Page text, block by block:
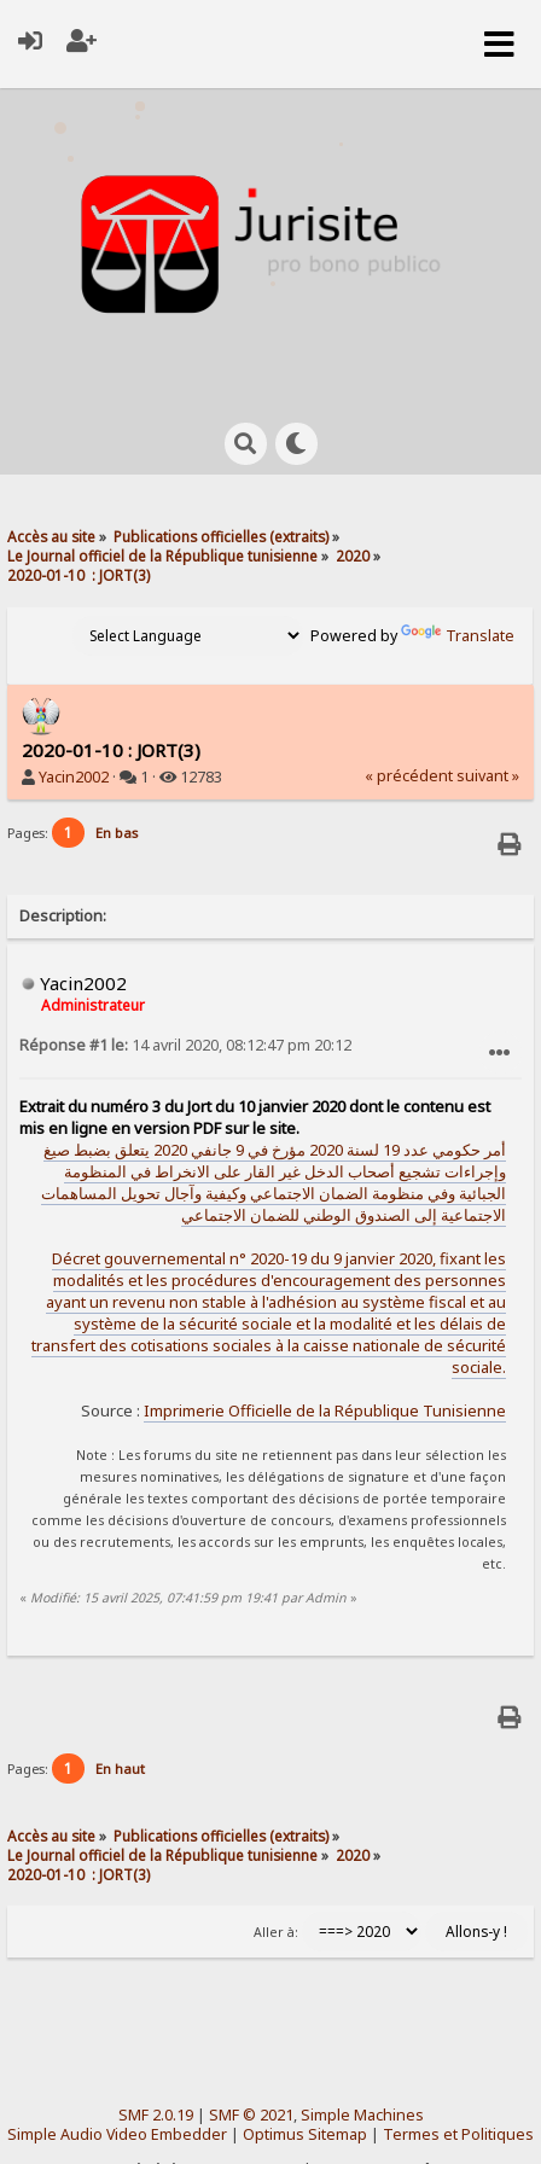
Accès au site» Publications officielles (extraits)»
Le Journal officiel de la République tunisienne» 2020»
2020-01-10  : JORT(3)
Powered by Translate
2020-01-10 : JORT(3)
Yacin2002 · 1 · 12783 « précédent suivant »
Pages: 1 En bas
Description:
Yacin2002
Administrateur
Réponse #1 le: 14 avril 2020, 08:12:47 pm 20:12
Extrait du numéro 3 du Jort du 10 janvier 2020 dont le contenu est
mis en ligne en version PDF sur le site.
أمر حكومي عدد 19 لسنة 2020 مؤرخ في 9 جانفي 2020 يتعلق بضبط صيغ
وإجراءات تشجيع أصحاب الدخل غير القار على الانخراط في المنظومة
الجبائية وفي منظومة الضمان الاجتماعي وكيفية وآجال تحويل المساهمات
الاجتماعية إلى الصندوق الوطني للضمان الاجتماعي
Décret gouvernemental n° 2020-19 du 9 janvier 2020, fixant les
modalités et les procédures d'encouragement des personnes
ayant un revenu non stable à l'adhésion au système fiscal et au
système de la sécurité sociale et la modalité et les délais de
transfert des cotisations sociales à la caisse nationale de sécurité
sociale.
Source : Imprimerie Officielle de la République Tunisienne
Note : Les forums du site ne retiennent pas dans leur sélection les
mesures nominatives, les délégations de signature et d'une façon
générale les textes comportant des décisions de portée temporaire
comme les décisions d'ouverture de concours, d'examens professionnels
ou des recrutements, les accords sur les emprunts, les enquêtes locales,
etc.
« Modifié: 15 avril 2025, 07:41:59 pm 19:41 par Admin »
Pages: 1 En haut
Accès au site» Publications officielles (extraits)»
Le Journal officiel de la République tunisienne» 2020»
2020-01-10  : JORT(3)
Aller à:
SMF 2.0.19| SMF © 2021,Simple Machines
Simple Audio Video Embedder | Optimus Sitemap | Termes et Politiques